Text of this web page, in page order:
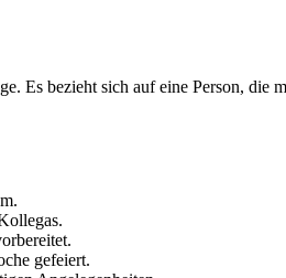
Es bezieht sich auf eine Person, die
gefeiert.